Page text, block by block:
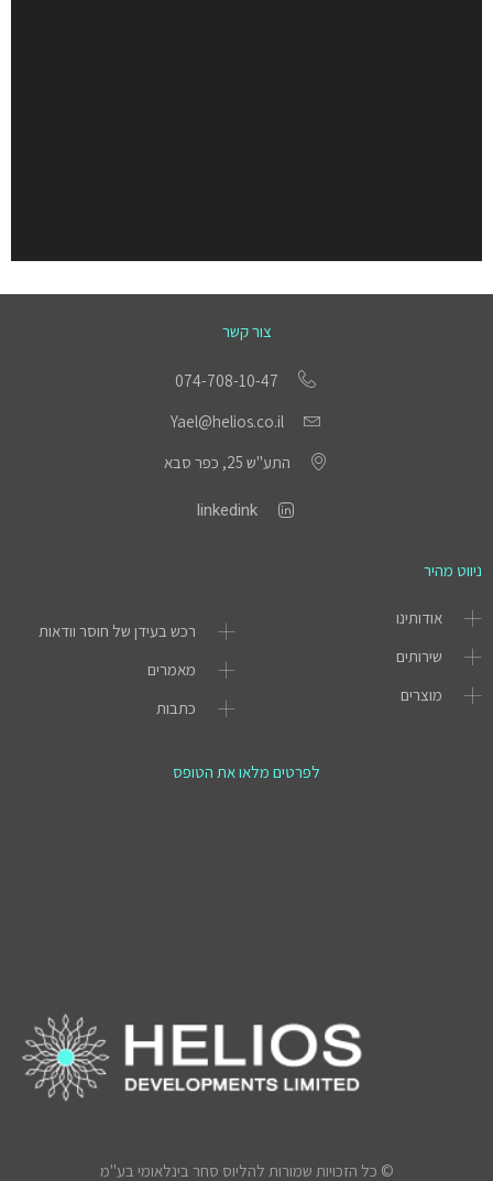
צור קשר
074-708-10-47
Yael@helios.co.il
התע"ש 25, כפר סבא
linkedink
ניווט מהיר
אודותינו
שירותים
מוצרים
רכש בעידן של חוסר וודאות
מאמרים
כתבות
לפרטים מלאו את הטופס
© כל הזכויות שמורות להליוס סחר בינלאומי בע"מ